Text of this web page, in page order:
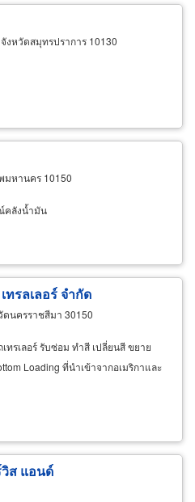
งหวัดสมุทรปราการ 10130
มหานคร 10150
คลังน้ำมัน
รลเลอร์ จำกัด
ดนครราชสีมา 30150
รเลอร์ รับซ่อม ทำสี เปลี่ยนสี ขยาย
Loading ที่นำเข้าจากอเมริกาและ
ส แอนด์